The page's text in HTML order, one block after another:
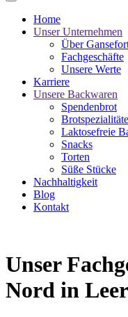
Home
Unser Unternehmen
Über
Fachgeschäfte
Unsere Werte
Karriere
Unsere Backwaren
Spendenbrot
Laktosefreie
Snacks
Torten
Süße Stücke
Nachhaltigkeit
Blog
Kontakt
Unser
Nord in Leer